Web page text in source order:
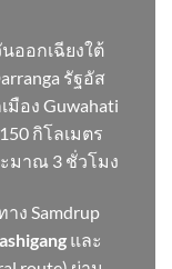
ออกเฉียงใต้
รัฐอัส
มือง Guwahati
กิโลเมตร
ะมาณ 3 ชั่วโมง
ง Samdrup
และ